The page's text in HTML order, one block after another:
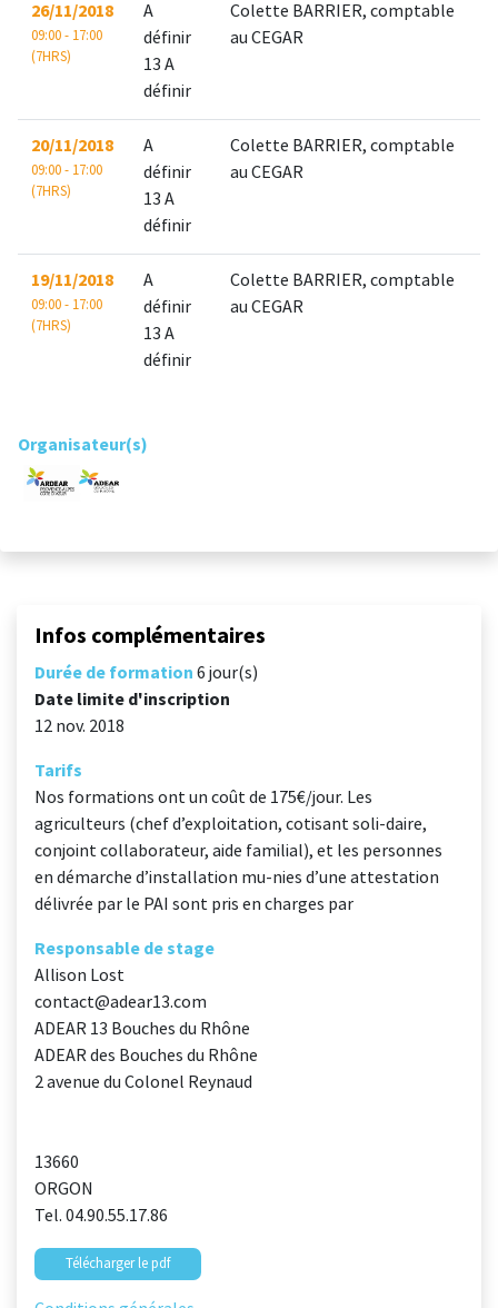
26/11/2018
09:00 - 17:00
(7HRS)
A
définir
13 A
définir
Colette BARRIER, comptable
au CEGAR
20/11/2018
09:00 - 17:00
(7HRS)
A
définir
13 A
définir
Colette BARRIER, comptable
au CEGAR
19/11/2018
09:00 - 17:00
(7HRS)
A
définir
13 A
définir
Colette BARRIER, comptable
au CEGAR
Organisateur(s)
Infos complémentaires
Durée de formation 6 jour(s)
Date limite d'inscription
12 nov. 2018
Tarifs
Nos formations ont un coût de 175€/jour. Les
agriculteurs (chef d’exploitation, cotisant soli-daire,
conjoint collaborateur, aide familial), et les personnes
en démarche d’installation mu-nies d’une attestation
délivrée par le PAI sont pris en charges par
Responsable de stage
Allison Lost
contact@adear13.com
ADEAR 13 Bouches du Rhône
ADEAR des Bouches du Rhône
2 avenue du Colonel Reynaud
13660
ORGON
Tel. 04.90.55.17.86
Télécharger le pdf